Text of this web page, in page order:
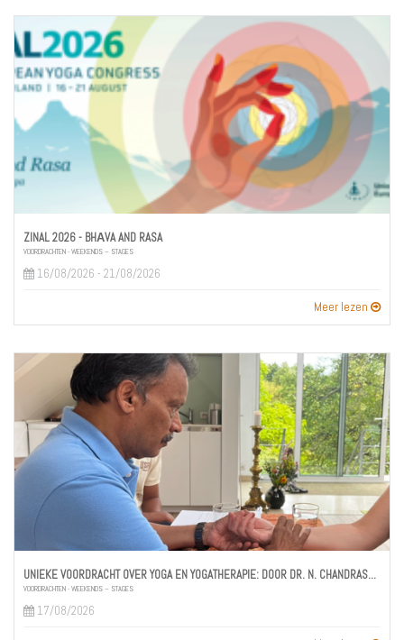
ZINAL 2026 - BHĀVA AND RASA
VOORDRACHTEN - WEEKENDS – STAGES
16/08/2026 - 21/08/2026
Meer lezen
UNIEKE VOORDRACHT OVER YOGA EN YOGATHERAPIE: DOOR DR. N. CHANDRASEKARAN M.B.B.S.
VOORDRACHTEN - WEEKENDS – STAGES
17/08/2026